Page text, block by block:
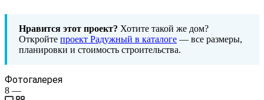
Нравится этот проект? Хотите такой же дом?
Откройте проект Радужный в каталоге — все размеры,
планировки и стоимость строительства.
Фотогалерея
8 —